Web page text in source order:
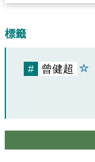
標籤
# 曾健超